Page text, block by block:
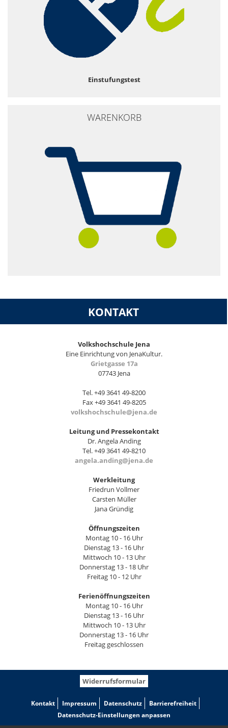
Einstufungstest
WARENKORB
KONTAKT
Volkshochschule Jena
Eine Einrichtung von JenaKultur.
Grietgasse 17a
07743 Jena
Tel. +49 3641 49-8200
Fax +49 3641 49-8205
volkshochschule@jena.de
Leitung und Pressekontakt
Dr. Angela Anding
Tel. +49 3641 49-8210
angela.anding@jena.de
Werkleitung
Friedrun Vollmer
Carsten Müller
Jana Gründig
Öffnungszeiten
Montag 10 - 16 Uhr
Dienstag 13 - 16 Uhr
Mittwoch 10 - 13 Uhr
Donnerstag 13 - 18 Uhr
Freitag 10 - 12 Uhr
Ferienöffnungszeiten
Montag 10 - 16 Uhr
Dienstag 13 - 16 Uhr
Mittwoch 10 - 13 Uhr
Donnerstag 13 - 16 Uhr
Freitag geschlossen
Widerrufsformular
Kontakt Impressum Datenschutz
Barrierefreiheit
Datenschutz-Einstellungen anpassen